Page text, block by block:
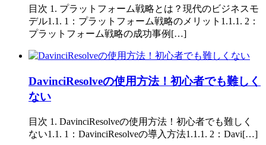
目次 1. プラットフォーム戦略とは？現代のビジネスモ
デル1.1. 1：プラットフォーム戦略のメリット1.1.1. 2：
プラットフォーム戦略の成功事例[…]
DavinciResolveの使用方法！初心者でも難しく
ない
目次 1. DavinciResolveの使用方法！初心者でも難しく
ない1.1. 1：DavinciResolveの導入方法1.1.1. 2：Davi[…]